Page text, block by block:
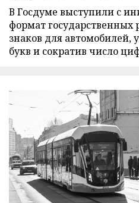
В Госдуме выступили с
формат государственных
знаков для автомобилей,
букв и сократив число